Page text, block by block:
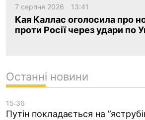
7 серпня 2026 13:41
Кая Каллас оголосила про
проти Росії через удари по
Останні новини
15:36
Путін покладається на